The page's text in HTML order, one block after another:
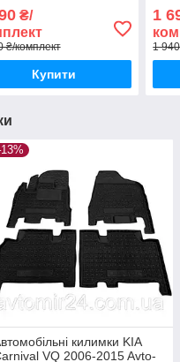
2013 Автогум
₴/
₴/комплект
Купити
1
1
килимки KIA
VQ 2006-2015 Avto-